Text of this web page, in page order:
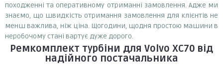
походженні та оперативному отриманні замовлення. Адже ми
знаємо, що швидкість отримання замовлення для клієнтів не
менш важлива, ніж ціна. Щогодини, щодня простою машини в
неробочому стані вартує дуже дорого.
Ремкомплект турбіни для Volvo XC70 від
надійного постачальника